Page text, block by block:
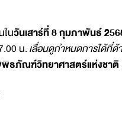
นวันเสาร์ที่ 8 กุมภาพันธ์
น.เลื่อนดูกำหนดการได้ที่ด้
ธภัณฑ์วิทยาศาสตร์แห่งชาติ